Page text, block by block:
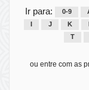
Ir para: 0-9
J K
T
ou entre com as